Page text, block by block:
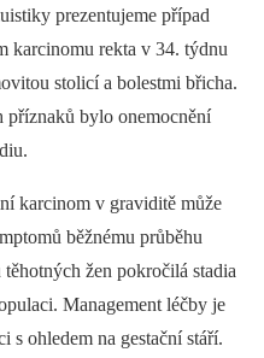
prezentujeme případ
karcinomu rekta v 34. týdnu
stolicí a bolestmi břicha.
bylo onemocnění
karcinom v graviditě může
běžnému průběhu
žen pokročilá stadia
Management léčby je
s ohledem na gestační stáří.